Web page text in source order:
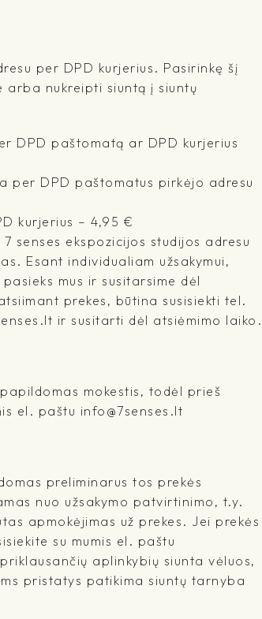
per DPD kurjerius. Pasirinkę šį
arba nukreipti siuntą į siuntų
DPD paštomatą ar DPD kurjerius
per DPD paštomatus pirkėjo adresu
kurjerius – 4,95 €
senses ekspozicijos studijos adresu
Esant individualiam užsakymui,
mus ir susitarsime dėl
prekes, būtina susisiekti tel.
ir susitarti dėl atsiėmimo laiko.
mokestis, todėl prieš
el. paštu info@7senses.lt
preliminarus tos prekės
nuo užsakymo patvirtinimo, t.y.
apmokėjimas už prekes. Jei prekės
su mumis el. paštu
aplinkybių siunta vėluos,
pristatys patikima siuntų tarnyba